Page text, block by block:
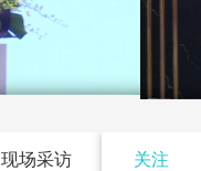
现场采访 关注